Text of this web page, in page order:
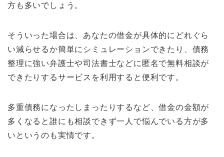
方も多いでしょう。
そういった場合は、あなたの借金が具体的にどれぐら
い減らせるか簡単にシミュレーションできたり、債務
整理に強い弁護士や司法書士などに匿名で無料相談が
できたりするサービスを利用すると便利です。
多重債務になったしまったりするなど、借金の金額が
多くなると誰にも相談できず一人で悩んでいる方が多
いというのも実情です。